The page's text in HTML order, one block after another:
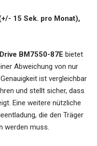
15 Sek. pro Monat),
BM7550-87E bietet
Abweichung von nur
ist vergleichbar
und stellt sicher, dass
Eine weitere nützliche
die den Träger
werden muss.